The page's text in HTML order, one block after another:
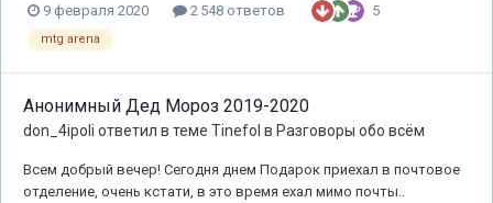
9 февраля 2020 2 548 ответов 5
mtg arena
Анонимный Дед Мороз 2019-2020
don_4ipoli ответил в теме Tinefol в Разговоры обо всём
Всем добрый вечер! Сегодня днем Подарок приехал в почтовое
отделение, очень кстати, в это время ехал мимо почты..